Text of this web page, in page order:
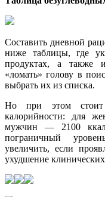
Составить дневной
ниже таблицы, где
продуктах, а также
«ломать» голову в
выбрать их из списка.
Но при этом стоит
калорийности: для
мужчин ― 2100
пограничный
увеличить, если
ухудшение